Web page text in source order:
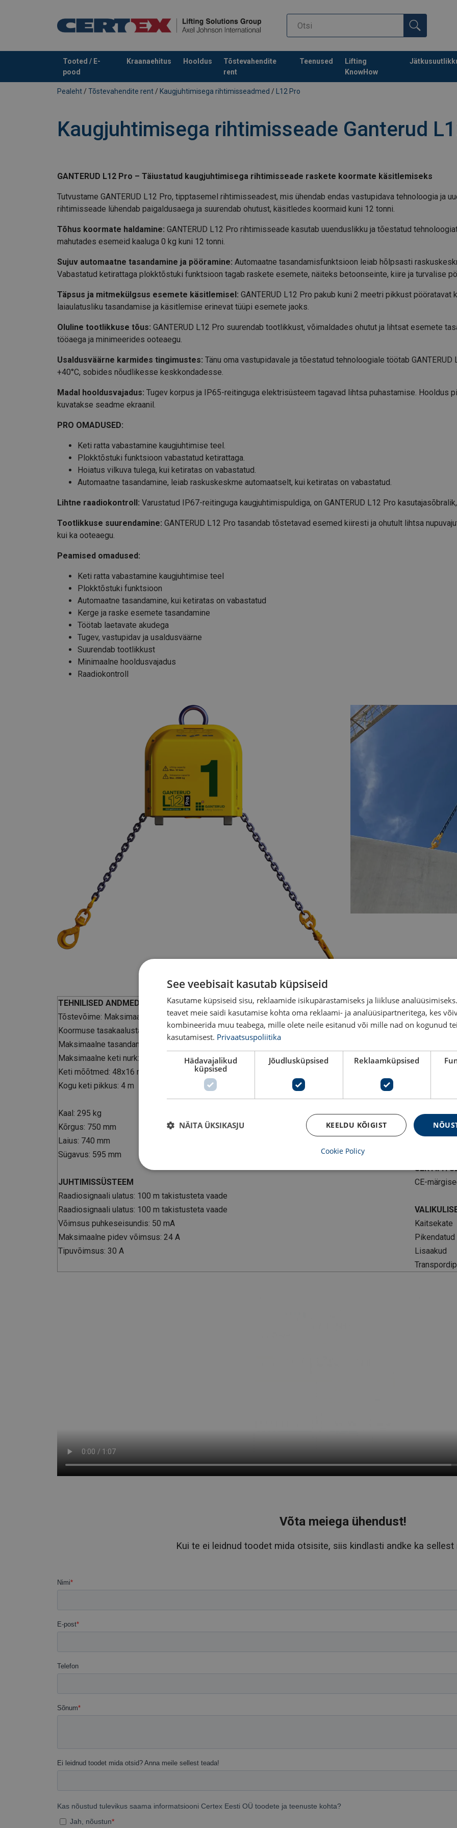
Tooted / E-
pood
Kraanaehitus Hooldus
Tõstevahendite
rent
Teenused
Lifting
KnowHow
Toode on lisatud teie päringule
Pealeht / Tõstevahendite rent / Kaugjuhtimisega rihtimisseadmed / L12 Pro
Kaugjuhtimisega rihtimisseade Ganterud
GANTERUD L12 Pro – Täiustatud kaugjuhtimisega rihtimisseade raskete koormate käsitlemiseks
Tutvustame GANTERUD L12 Pro, tipptasemel rihtimisseadest, mis ühendab endas vastupidava tehnoloogia ja
rihtimisseade lühendab paigaldusaega ja suurendab ohutust, käsitledes koormaid kuni 12 tonni.
Tõhus koormate haldamine: GANTERUD L12 Pro rihtimisseade kasutab uuenduslikku ja tõestatud
mahutades esemeid kaaluga 0 kg kuni 12 tonni.
Sujuv automaatne tasandamine ja pööramine: Automaatne tasandamisfunktsioon leiab hõlpsasti
Vabastatud ketirattaga plokktõstuki funktsioon tagab raskete esemete, näiteks betoonseinte, kiire ja turvalise
Täpsus ja mitmekülgsus esemete käsitlemisel: GANTERUD L12 Pro pakub kuni 2 meetri pikkust
laiaulatusliku tasandamise ja käsitlemise erinevat tüüpi esemete jaoks.
Oluline tootlikkuse tõus: GANTERUD L12 Pro suurendab tootlikkust, võimaldades ohutut ja lihtsat esemete
tööaega ja minimeerides ooteaegu.
Usaldusväärne karmides tingimustes: Tänu oma vastupidavale ja tõestatud tehnoloogiale töötab
+40°C, sobides nõudlikesse keskkondadesse.
Madal hooldusvajadus: Tugev korpus ja IP65-reitinguga elektrisüsteem tagavad lihtsa puhastamise. Hooldus
kuvatakse seadme ekraanil.
PRO OMADUSED:
Keti ratta vabastamine kaugjuhtimise teel.
Plokktõstuki funktsioon vabastatud ketirattaga.
Hoiatus vilkuva tulega, kui ketiratas on vabastatud.
Automaatne tasandamine, leiab raskuskeskme automaatselt, kui ketiratas on vabastatud.
Lihtne raadiokontroll: Varustatud IP67-reitinguga kaugjuhtimispuldiga, on GANTERUD L12 Pro
Tootlikkuse suurendamine: GANTERUD L12 Pro tasandab tõstetavad esemed kiiresti ja ohutult lihtsa
kui ka ooteaegu.
Peamised omadused:
Keti ratta vabastamine kaugjuhtimise teel
Plokktõstuki funktsioon
Automaatne tasandamine, kui ketiratas on vabastatud
Kerge ja raske esemete tasandamine
Töötab laetavate akudega
Tugev, vastupidav ja usaldusväärne
Suurendab tootlikkust
Minimaalne hooldusvajadus
Raadiokontroll
TEHNILISED ANDMED
Tõstevõime: Maksimaalselt 12 tonni
Koormuse tasakaalustamatuse võimekus: Maksimaalselt 2,5 tonni
Maksimaalne tasandamise pikkus: 2 m
Suhteline
Maksimaalne keti nurk: 60°
IP-
Keti mõõtmed: 48x16 mm
Kogu keti pikkus: 4 m
Kaal: 295 kg
Kõrgus: 750 mm
Laius: 740 mm
Sügavus: 595 mm
JUHTIMISSÜSTEEM
CE-
Raadiosignaali ulatus: 100 m takistusteta vaade
Raadiosignaali ulatus: 100 m takistusteta vaade
Võimsus puhkeseisundis: 50 mA
Kaitsekate
Maksimaalne pidev võimsus: 24 A
Tipuvõimsus: 30 A
Lisaakud
Võta meiega ühendust!
Kui te ei leidnud toodet mida otsisite, siis kindlasti andke ka sellest
See veebisait kasutab küpsiseid
Kasutame küpsiseid sisu, reklaamide isikupärastamiseks ja liikluse
teavet meie saidi kasutamise kohta oma reklaami- ja analüüsipartneritega, kes
kombineerida muu teabega, mille olete neile esitanud või mille nad on kogunud
kasutamisest. Privaatsuspoliitika
Hädavajalikud
küpsised
Jõudlusküpsised Reklaamküpsised
KEELDU KÕIGIST
NÄITA ÜKSIKASJU
Cookie Policy